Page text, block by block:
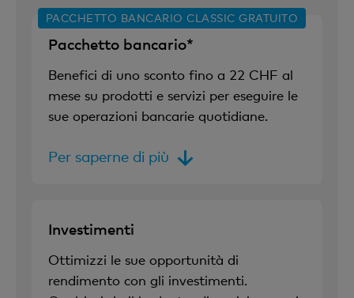
PACCHETTO BANCARIO CLASSIC GRATUITO
Pacchetto bancario*
Benefici di uno sconto fino a 22 CHF al
mese su prodotti e servizi per eseguire le
sue operazioni bancarie quotidiane.
Per saperne di più
Investimenti
Ottimizzi le sue opportunità di
rendimento con gli investimenti.